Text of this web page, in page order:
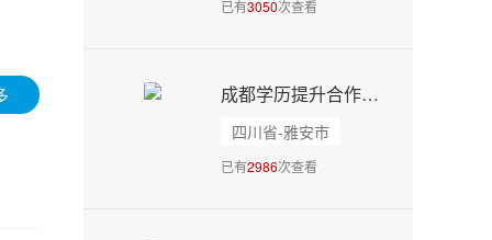
已有3050次查看
成都学历提升合作院校丨四川农业大学自考成考 - 15902813070
四川省-雅安市
已有2986次查看